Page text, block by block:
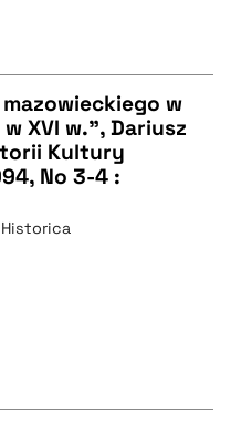
w
XVI w.", Dariusz
Kultury
No 3-4 :